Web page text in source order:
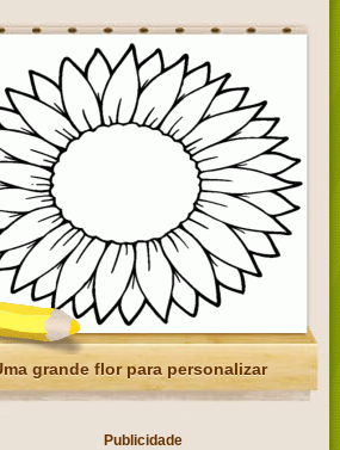
grande flor para personalizar
Publicidade